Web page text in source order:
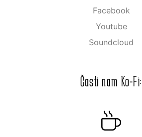
Facebook
Youtube
Soundcloud
Časti nam Ko-Fi: